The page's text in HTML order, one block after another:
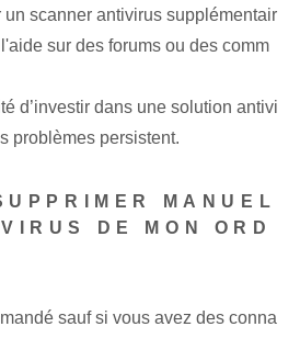
scanner antivirus supplémentair
sur des forums ou des comm
d’investir dans une solution ⁤antivi
problèmes persistent.
MANUEL
DE MON ORD
sauf si vous avez des conna